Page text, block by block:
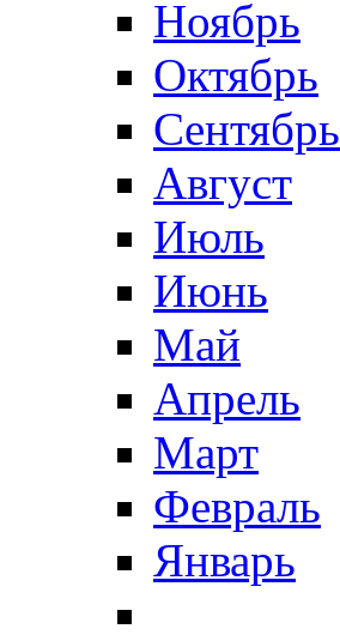
Ноябрь
Октябрь
Сентябрь
Август
Июль
Июнь
Май
Апрель
Март
Февраль
Январь